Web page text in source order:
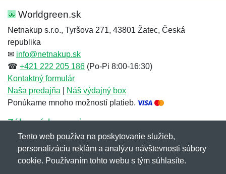
Worldgreen.sk
Netnakup s.r.o., Tyršova 271, 43801 Žatec, Česká
republika
✉ info@netnakup.sk
☎ +421 222 205 186 (Po-Pi 8:00-16:30)
Kontaktný formulár
Naša predajňa
Náš výdajný box
Ponúkame mnoho možností platieb.
Zákaznícky servis
Novinky emailom
Tento web používa na poskytovanie služieb,
personalizáciu reklám a analýzu návštevnosti súbory
cookie. Používaním tohto webu s tým súhlasíte.